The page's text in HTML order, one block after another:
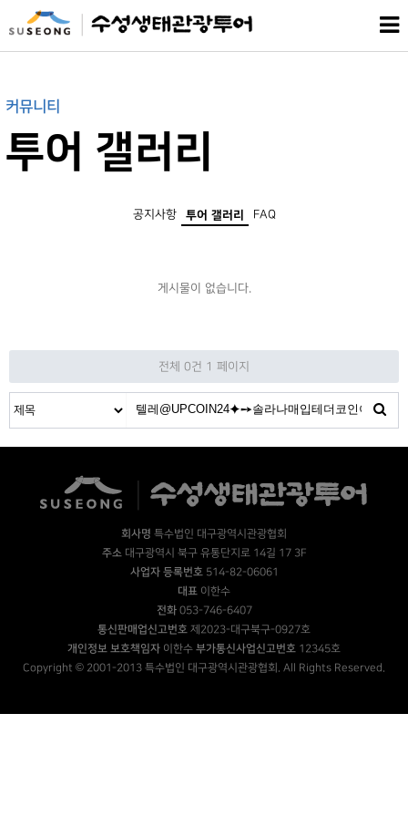
커뮤니티
투어 갤러리
공지사항 투어 갤러리 FAQ
게시물이 없습니다.
전체 0건 1 페이지
회사명 특수법인 대구광역시관광협회
주소대구광역시 북구 유통단지로 14길 17 3F
사업자 등록번호514-82-06061
대표 이한수
전화053-746-6407
통신판매업신고번호 제2023-대구북구-0927호
개인정보 보호책임자 이한수 부가통신사업신고번호 12345호
Copyright © 2001-2013 특수법인 대구광역시관광협회. All Rights Reserved.